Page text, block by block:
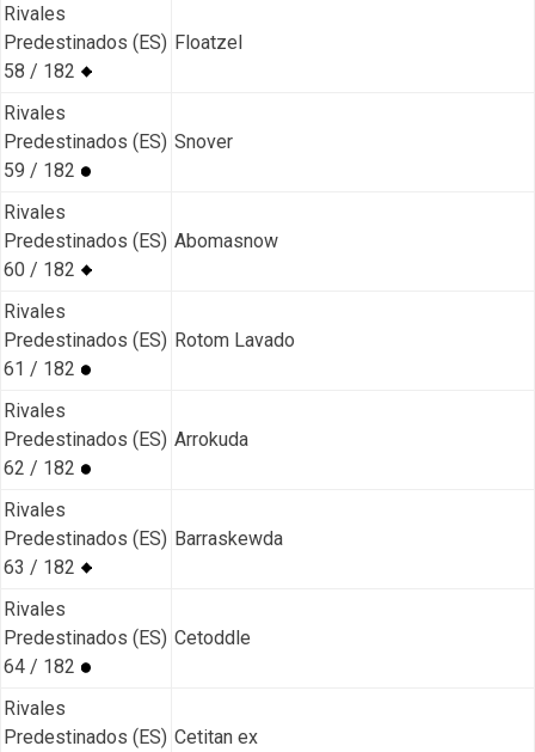
Rivales
Predestinados (ES)
58 / 182
Floatzel
Rivales
Predestinados (ES)
59 / 182
Snover
Rivales
Predestinados (ES)
60 / 182
Abomasnow
Rivales
Predestinados (ES)
61 / 182
Rotom Lavado
Rivales
Predestinados (ES)
62 / 182
Arrokuda
Rivales
Predestinados (ES)
63 / 182
Barraskewda
Rivales
Predestinados (ES)
64 / 182
Cetoddle
Rivales
Predestinados (ES) Cetitan ex